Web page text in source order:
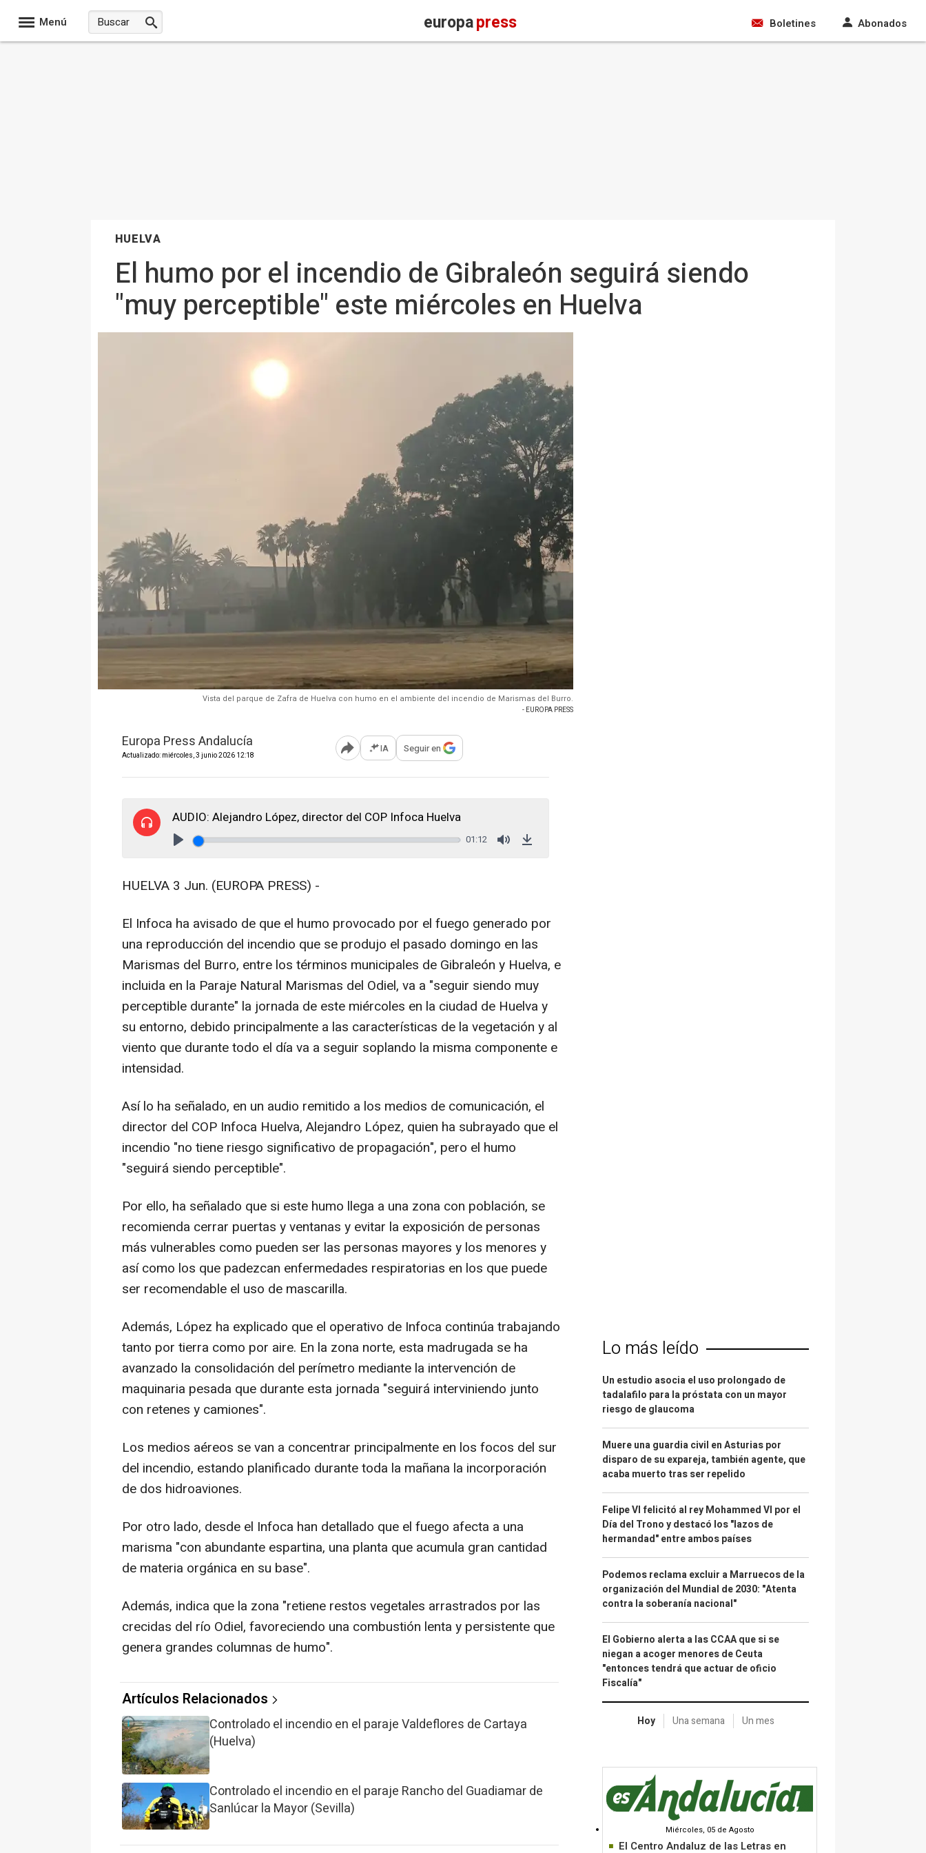
Menú europapress Boletines Abonados
HUELVA
El humo por el incendio de Gibraleón seguirá siendo
"muy perceptible" este miércoles en Huelva
Vista del parque de Zafra de Huelva con humo en el ambiente del incendio de Marismas del Burro.
- EUROPA PRESS
Europa Press Andalucía
Actualizado: miércoles, 3 junio 2026 12:18 Abrir opciones para compartir
IA Seguir en
AUDIO: Alejandro López, director del COP Infoca Huelva
01:12
HUELVA 3 Jun. (EUROPA PRESS) -
El Infoca ha avisado de que el humo provocado por el fuego generado por
una reproducción del incendio que se produjo el pasado domingo en las
Marismas del Burro, entre los términos municipales de Gibraleón y Huelva, e
incluida en la Paraje Natural Marismas del Odiel, va a "seguir siendo muy
perceptible durante" la jornada de este miércoles en la ciudad de Huelva y
su entorno, debido principalmente a las características de la vegetación y al
viento que durante todo el día va a seguir soplando la misma componente e
intensidad.
Así lo ha señalado, en un audio remitido a los medios de comunicación, el
director del COP Infoca Huelva, Alejandro López, quien ha subrayado que el
incendio "no tiene riesgo significativo de propagación", pero el humo
"seguirá siendo perceptible".
Por ello, ha señalado que si este humo llega a una zona con población, se
recomienda cerrar puertas y ventanas y evitar la exposición de personas
más vulnerables como pueden ser las personas mayores y los menores y
así como los que padezcan enfermedades respiratorias en los que puede
ser recomendable el uso de mascarilla.
Además, López ha explicado que el operativo de Infoca continúa trabajando
tanto por tierra como por aire. En la zona norte, esta madrugada se ha
avanzado la consolidación del perímetro mediante la intervención de
maquinaria pesada que durante esta jornada "seguirá interviniendo junto
con retenes y camiones".
Los medios aéreos se van a concentrar principalmente en los focos del sur
del incendio, estando planificado durante toda la mañana la incorporación
de dos hidroaviones.
Por otro lado, desde el Infoca han detallado que el fuego afecta a una
marisma "con abundante espartina, una planta que acumula gran cantidad
de materia orgánica en su base".
Además, indica que la zona "retiene restos vegetales arrastrados por las
crecidas del río Odiel, favoreciendo una combustión lenta y persistente que
genera grandes columnas de humo".
Artículos Relacionados
Controlado el incendio en el paraje Valdeflores de Cartaya
(Huelva)
Controlado el incendio en el paraje Rancho del Guadiamar de
Sanlúcar la Mayor (Sevilla)
Lo más leído
Un estudio asocia el uso prolongado de
tadalafilo para la próstata con un mayor
riesgo de glaucoma
Muere una guardia civil en Asturias por
disparo de su expareja, también agente, que
acaba muerto tras ser repelido
Felipe VI felicitó al rey Mohammed VI por el
Día del Trono y destacó los "lazos de
hermandad" entre ambos países
Podemos reclama excluir a Marruecos de la
organización del Mundial de 2030: "Atenta
contra la soberanía nacional"
El Gobierno alerta a las CCAA que si se
niegan a acoger menores de Ceuta
"entonces tendrá que actuar de oficio
Fiscalía"
Hoy Una semana Un mes
Miércoles, 05 de Agosto
El Centro Andaluz de las Letras en